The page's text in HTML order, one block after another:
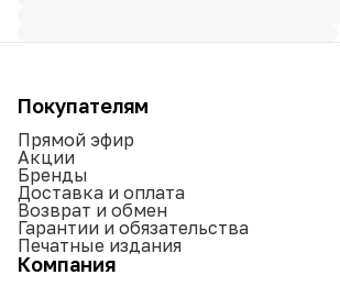
Покупателям
Прямой эфир
Акции
Бренды
Доставка и оплата
Возврат и обмен
Гарантии и обязательства
Печатные издания
Компания